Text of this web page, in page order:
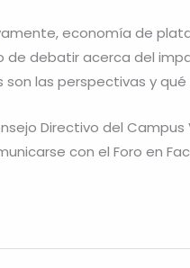
economía de
debatir acerca del
las perspectivas y qué
Directivo del Campus
con el Foro en